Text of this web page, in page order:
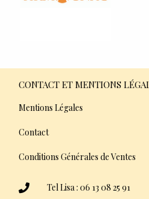
CONTACT ET MENTIONS
Mentions Légales
Contact
Conditions Générales de Ventes
Tel Lisa : 06 13 08 25 91